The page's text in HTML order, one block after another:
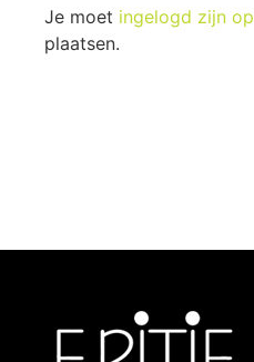
Je moet ingelogd zijn op
plaatsen.